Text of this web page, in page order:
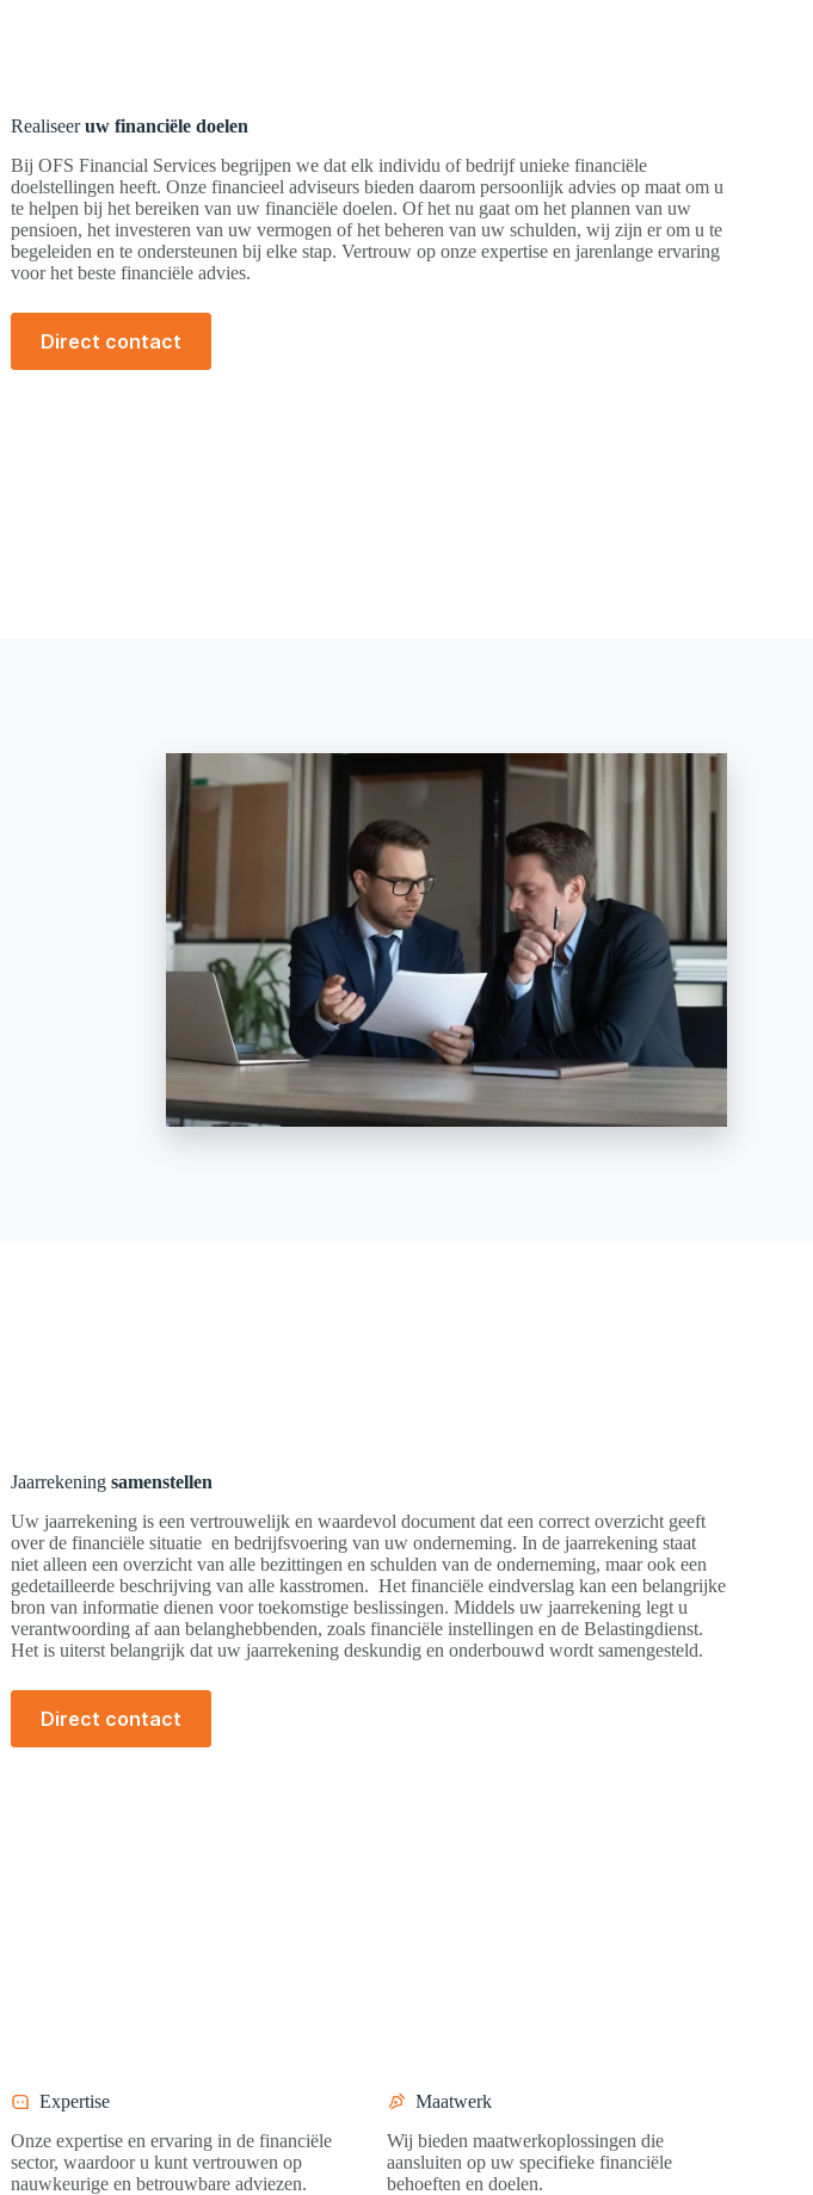
Realiseeruw financiële doelen
Bij OFS Financial Services begrijpen we dat elk individu of bedrijf unieke financiële
doelstellingen heeft. Onze financieel adviseurs bieden daarom persoonlijk advies op maat om u
te helpen bij het bereiken van uw financiële doelen. Of het nu gaat om het plannen van uw
pensioen, het investeren van uw vermogen of het beheren van uw schulden, wij zijn er om u te
begeleiden en te ondersteunen bij elke stap. Vertrouw op onze expertise en jarenlange ervaring
voor het beste financiële advies.
Direct contact
Jaarrekening samenstellen
Uw jaarrekening is een vertrouwelijk en waardevol document dat een correct overzicht geeft
over de financiële situatie en bedrijfsvoering van uw onderneming. In de jaarrekening staat
niet alleen een overzicht van alle bezittingen en schulden van de onderneming, maar ook een
gedetailleerde beschrijving van alle kasstromen. Het financiële eindverslag kan een belangrijke
bron van informatie dienen voor toekomstige beslissingen. Middels uw jaarrekening legt u
verantwoording af aan belanghebbenden, zoals financiële instellingen en de Belastingdienst.
Het is uiterst belangrijk dat uw jaarrekening deskundig en onderbouwd wordt samengesteld.
Direct contact
Expertise
Onze expertise en ervaring in de financiële
sector, waardoor u kunt vertrouwen op
nauwkeurige en betrouwbare adviezen.
Maatwerk
Wij bieden maatwerkoplossingen die
aansluiten op uw specifieke financiële
behoeften en doelen.